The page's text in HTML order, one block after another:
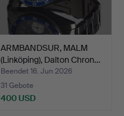
ARMBANDSUR, MALM
(Linköping), Dalton Chron…
Beendet 16. Jun 2026
31 Gebote
400 USD